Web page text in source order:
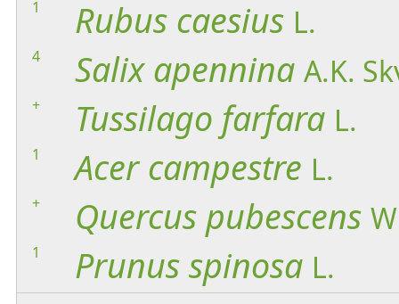
1 Rubus caesius L.
4 Salix apennina A.K.
+ Tussilago farfara L.
1 Acer campestre L.
+ Quercus pubescens
1 Prunusspinosa L.